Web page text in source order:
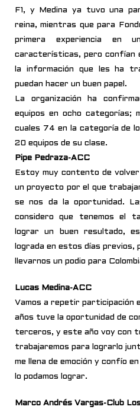
F1, y Medina ya tuvo una
reina, mientras que para
primera experiencia en
características, pero confían
la información que les ha
puedan hacer un buen papel.
La organización ha
equipos en ocho categorías;
cuales 74 en la categoría de
20 equipos de su clase.
Pipe Pedraza-ACC
Estoy muy contento de volver
un proyecto por el que
se nos da la oportunidad.
considero que tenemos el
lograr un buen resultado,
lograda en estos días previos,
llevarnos un podio para
Lucas Medina-ACC
Vamos a repetir participación
años tuve la oportunidad de
terceros, y este año voy con
trabajaremos para lograrlo
me llena de emoción y confío
lo podamos lograr.
Marco Andrés Vargas-Club